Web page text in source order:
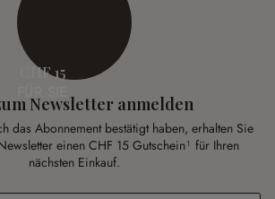
CHF 15
Newsletter anmelden
das Abonnement bestätigt haben, erhalten Sie
einen CHF 15 Gutschein¹ für Ihren
nächsten Einkauf.